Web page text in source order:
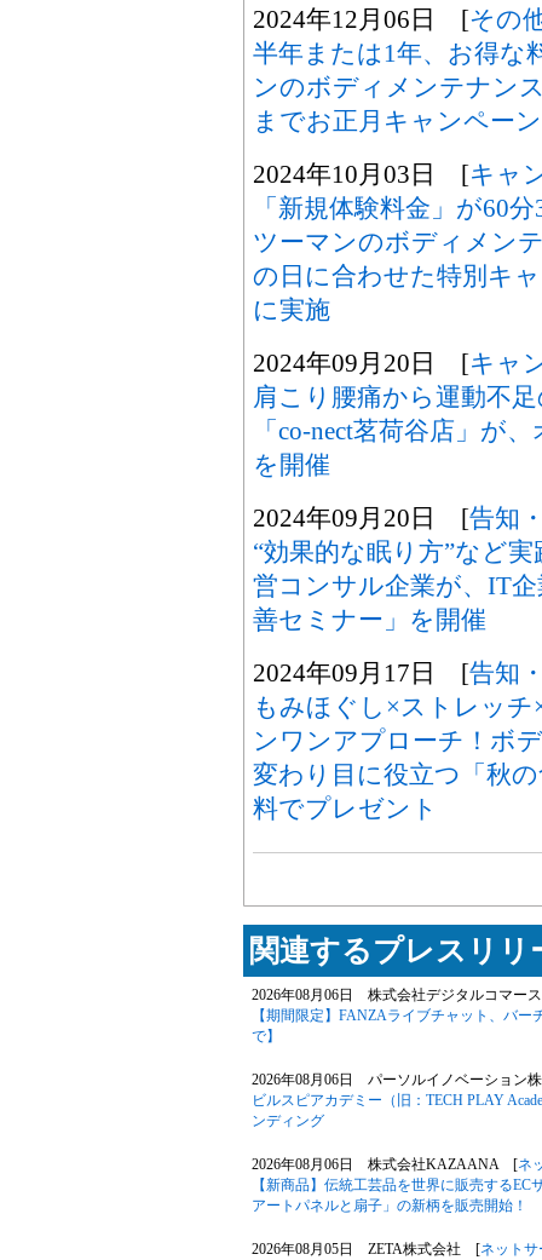
2024年12月06日 [その
半年または1年、お得な
ンのボディメンテナン
までお正月キャンペー
2024年10月03日 [キャ
「新規体験料金」が60
ツーマンのボディメン
の日に合わせた特別キ
に実施
2024年09月20日 [キャ
肩こり腰痛から運動不
「co-nect茗荷谷店」が
を開催
2024年09月20日 [告知
“効果的な眠り方”など
営コンサル企業が、IT
善セミナー」を開催
2024年09月17日 [告知
もみほぐし×ストレッ
ンワンアプローチ！ボ
変わり目に役立つ「秋
料でプレゼント
関連するプレスリリ
2026年08月06日 株式会社デジタルコマー
【期間限定】FANZAライブチャット、バ
で】
2026年08月06日 パーソルイノベーション
ビルスピアカデミー（旧：TECH PLAY
ンディング
2026年08月06日 株式会社KAZAANA [ネ
【新商品】伝統工芸品を世界に販売する
アートパネルと扇子」の新柄を販売開始！
2026年08月05日 ZETA株式会社 [ネット